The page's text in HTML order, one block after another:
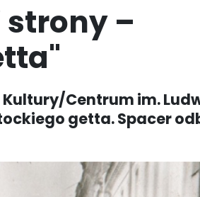
strony –
Centrum im.
getta. Spacer